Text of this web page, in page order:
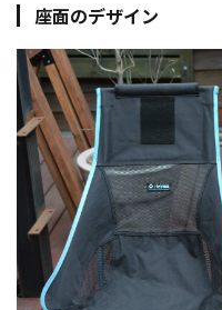
座面のデザイン